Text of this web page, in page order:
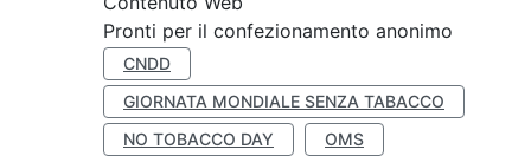
Pronti per il confezionamento anonimo
CNDD
GIORNATA MONDIALE SENZA TABACCO
NO TOBACCO DAY
OMS